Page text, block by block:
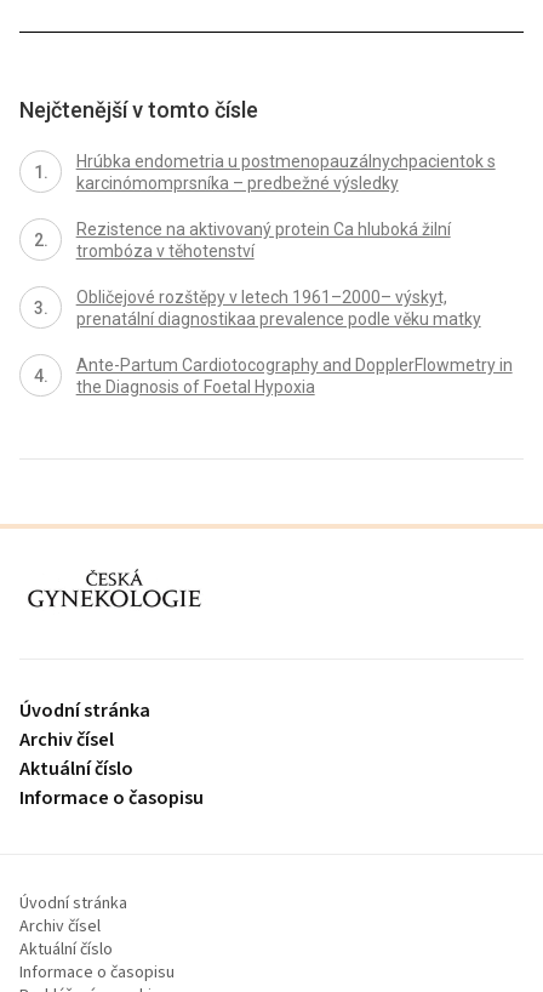
Nejčtenější v tomto čísle
Hrúbka endometria u postmenopauzálnychpacientok s
karcinómomprsníka – predbežné výsledky
Rezistence na aktivovaný protein Ca hluboká žilní
trombóza v těhotenství
Obličejové rozštěpy v letech 1961–2000– výskyt,
prenatální diagnostikaa prevalence podle věku matky
Ante-Partum Cardiotocography and DopplerFlowmetry in
the Diagnosis of Foetal Hypoxia
proLékaře.cz
Úvodní stránka
Archiv čísel
Aktuální číslo
Informace o časopisu
Úvodní stránka
Archiv čísel
Aktuální číslo
Informace o časopisu